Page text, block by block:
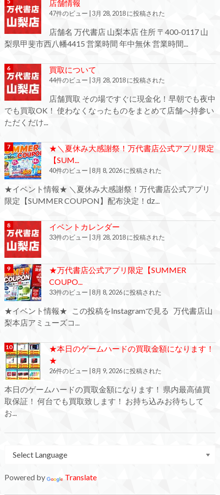
店舗情報
47件のビュー | 3月 28, 2018 に投稿された
店舗名 万代書店 山梨本店 住所 〒400-0117 山
梨県甲斐市西八幡4415 営業時間 年中無休 営業時間...
買取について
44件のビュー | 3月 28, 2018 に投稿された
店舗買取 その場ですぐに現金化！早朝でも夜中
でも買取OK！ 使わなくなったものをまとめて店舗へ持参い
ただくだけ...
★＼夏休み大感謝祭！万代書店公式アプリ限定
【SUM...
40件のビュー | 8月 8, 2026 に投稿された
★イベント情報★ ＼夏休み大感謝祭！万代書店公式アプリ
限定【SUMMER COUPON】配布決定！ǳ...
イベントカレンダー
33件のビュー | 3月 28, 2018 に投稿された
★万代書店公式アプリ限定【SUMMER
COUPO...
33件のビュー | 8月 8, 2026 に投稿された
★イベント情報★ この投稿をInstagramで見る 万代書店山
梨本店アミューズコ...
★本日のゲームハードの買取金額になります！
★
26件のビュー | 8月 9, 2026 に投稿された
本日のゲームハードの買取金額になります！ 県内最高値買
取保証！ 何台でも買取致します！ お持ち込みお待ちして
お...
Powered by Translate